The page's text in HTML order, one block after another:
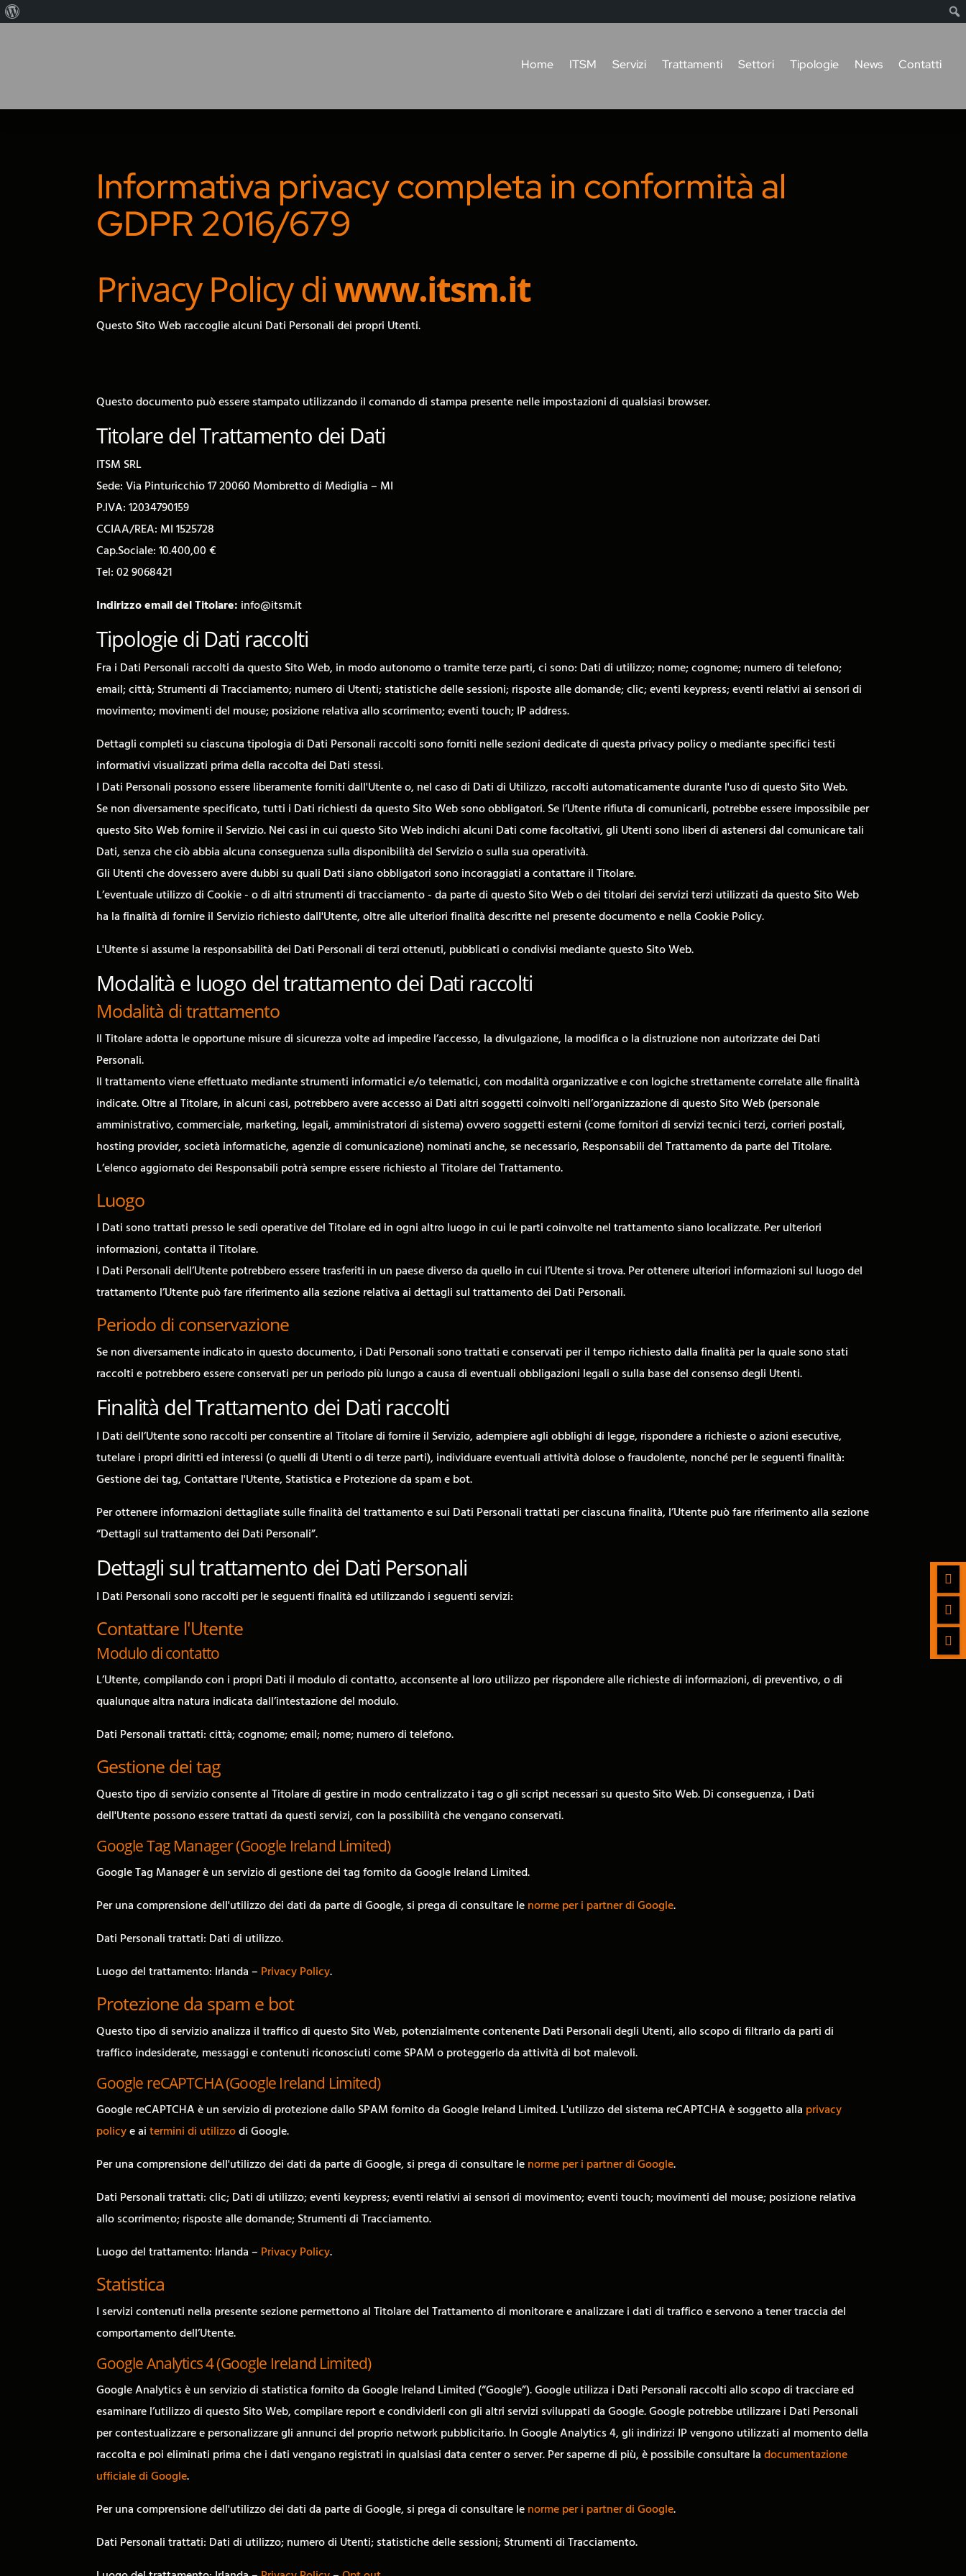
Home ITSM Servizi Trattamenti Settori Tipologie News Contatti
Informativa privacy completa in conformità al
GDPR 2016/679
Privacy Policy diwww.itsm.it
Questo Sito Web raccoglie alcuni Dati Personali dei propri Utenti.
Questo documento può essere stampato utilizzando il comando di stampa presente nelle impostazioni di qualsiasi browser.
Titolare del Trattamento dei Dati
ITSM SRL
Sede: Via Pinturicchio 17 20060 Mombretto di Mediglia – MI
P.IVA: 12034790159
CCIAA/REA: MI 1525728
Cap.Sociale: 10.400,00 €
Tel: 02 9068421
Indirizzo email del Titolare: info@itsm.it
Tipologie di Dati raccolti
Fra i Dati Personali raccolti da questo Sito Web, in modo autonomo o tramite terze parti, ci sono: Dati di utilizzo; nome; cognome; numero di telefono;
email; città; Strumenti di Tracciamento; numero di Utenti; statistiche delle sessioni; risposte alle domande; clic; eventi keypress; eventi relativi ai sensori di
movimento; movimenti del mouse; posizione relativa allo scorrimento; eventi touch; IP address.
Dettagli completi su ciascuna tipologia di Dati Personali raccolti sono forniti nelle sezioni dedicate di questa privacy policy o mediante specifici testi
informativi visualizzati prima della raccolta dei Dati stessi.
I Dati Personali possono essere liberamente forniti dall'Utente o, nel caso di Dati di Utilizzo, raccolti automaticamente durante l'uso di questo Sito Web.
Se non diversamente specificato, tutti i Dati richiesti da questo Sito Web sono obbligatori. Se l’Utente rifiuta di comunicarli, potrebbe essere impossibile per
questo Sito Web fornire il Servizio. Nei casi in cui questo Sito Web indichi alcuni Dati come facoltativi, gli Utenti sono liberi di astenersi dal comunicare tali
Dati, senza che ciò abbia alcuna conseguenza sulla disponibilità del Servizio o sulla sua operatività.
Gli Utenti che dovessero avere dubbi su quali Dati siano obbligatori sono incoraggiati a contattare il Titolare.
L’eventuale utilizzo di Cookie - o di altri strumenti di tracciamento - da parte di questo Sito Web o dei titolari dei servizi terzi utilizzati da questo Sito Web
ha la finalità di fornire il Servizio richiesto dall'Utente, oltre alle ulteriori finalità descritte nel presente documento e nella Cookie Policy.
L'Utente si assume la responsabilità dei Dati Personali di terzi ottenuti, pubblicati o condivisi mediante questo Sito Web.
Modalità e luogo del trattamento dei Dati raccolti
Modalità di trattamento
Il Titolare adotta le opportune misure di sicurezza volte ad impedire l’accesso, la divulgazione, la modifica o la distruzione non autorizzate dei Dati
Personali.
Il trattamento viene effettuato mediante strumenti informatici e/o telematici, con modalità organizzative e con logiche strettamente correlate alle finalità
indicate. Oltre al Titolare, in alcuni casi, potrebbero avere accesso ai Dati altri soggetti coinvolti nell’organizzazione di questo Sito Web (personale
amministrativo, commerciale, marketing, legali, amministratori di sistema) ovvero soggetti esterni (come fornitori di servizi tecnici terzi, corrieri postali,
hosting provider, società informatiche, agenzie di comunicazione) nominati anche, se necessario, Responsabili del Trattamento da parte del Titolare.
L’elenco aggiornato dei Responsabili potrà sempre essere richiesto al Titolare del Trattamento.
Luogo
I Dati sono trattati presso le sedi operative del Titolare ed in ogni altro luogo in cui le parti coinvolte nel trattamento siano localizzate. Per ulteriori
informazioni, contatta il Titolare.
I Dati Personali dell’Utente potrebbero essere trasferiti in un paese diverso da quello in cui l’Utente si trova. Per ottenere ulteriori informazioni sul luogo del
trattamento l’Utente può fare riferimento alla sezione relativa ai dettagli sul trattamento dei Dati Personali.
Periodo di conservazione
Se non diversamente indicato in questo documento, i Dati Personali sono trattati e conservati per il tempo richiesto dalla finalità per la quale sono stati
raccolti e potrebbero essere conservati per un periodo più lungo a causa di eventuali obbligazioni legali o sulla base del consenso degli Utenti.
Finalità del Trattamento dei Dati raccolti
I Dati dell’Utente sono raccolti per consentire al Titolare di fornire il Servizio, adempiere agli obblighi di legge, rispondere a richieste o azioni esecutive,
tutelare i propri diritti ed interessi (o quelli di Utenti o di terze parti), individuare eventuali attività dolose o fraudolente, nonché per le seguenti finalità:
Gestione dei tag, Contattare l'Utente, Statistica e Protezione da spam e bot.
Per ottenere informazioni dettagliate sulle finalità del trattamento e sui Dati Personali trattati per ciascuna finalità, l’Utente può fare riferimento alla sezione
“Dettagli sul trattamento dei Dati Personali”.
Dettagli sul trattamento dei Dati Personali
I Dati Personali sono raccolti per le seguenti finalità ed utilizzando i seguenti servizi:
Contattare l'Utente
Modulo di contatto
L’Utente, compilando con i propri Dati il modulo di contatto, acconsente al loro utilizzo per rispondere alle richieste di informazioni, di preventivo, o di
qualunque altra natura indicata dall’intestazione del modulo.
Dati Personali trattati: città; cognome; email; nome; numero di telefono.
Gestione dei tag
Questo tipo di servizio consente al Titolare di gestire in modo centralizzato i tag o gli script necessari su questo Sito Web. Di conseguenza, i Dati
dell'Utente possono essere trattati da questi servizi, con la possibilità che vengano conservati.
Google Tag Manager (Google Ireland Limited)
Google Tag Manager è un servizio di gestione dei tag fornito da Google Ireland Limited.
Per una comprensione dell'utilizzo dei dati da parte di Google, si prega di consultare le norme per i partner di Google.
Dati Personali trattati: Dati di utilizzo.
Luogo del trattamento: Irlanda – Privacy Policy.
Protezione da spam e bot
Questo tipo di servizio analizza il traffico di questo Sito Web, potenzialmente contenente Dati Personali degli Utenti, allo scopo di filtrarlo da parti di
traffico indesiderate, messaggi e contenuti riconosciuti come SPAM o proteggerlo da attività di bot malevoli.
Google reCAPTCHA (Google Ireland Limited)
Google reCAPTCHA è un servizio di protezione dallo SPAM fornito da Google Ireland Limited. L'utilizzo del sistema reCAPTCHA è soggetto alla privacy
policye aitermini di utilizzodi Google.
Per una comprensione dell'utilizzo dei dati da parte di Google, si prega di consultare le norme per i partner di Google.
Dati Personali trattati: clic; Dati di utilizzo; eventi keypress; eventi relativi ai sensori di movimento; eventi touch; movimenti del mouse; posizione relativa
allo scorrimento; risposte alle domande; Strumenti di Tracciamento.
Luogo del trattamento: Irlanda – Privacy Policy.
Statistica
I servizi contenuti nella presente sezione permettono al Titolare del Trattamento di monitorare e analizzare i dati di traffico e servono a tener traccia del
comportamento dell’Utente.
Google Analytics 4 (Google Ireland Limited)
Google Analytics è un servizio di statistica fornito da Google Ireland Limited (“Google”). Google utilizza i Dati Personali raccolti allo scopo di tracciare ed
esaminare l’utilizzo di questo Sito Web, compilare report e condividerli con gli altri servizi sviluppati da Google. Google potrebbe utilizzare i Dati Personali
per contestualizzare e personalizzare gli annunci del proprio network pubblicitario. In Google Analytics 4, gli indirizzi IP vengono utilizzati al momento della
raccolta e poi eliminati prima che i dati vengano registrati in qualsiasi data center o server. Per saperne di più, è possibile consultare ladocumentazione
ufficiale di Google.
Per una comprensione dell'utilizzo dei dati da parte di Google, si prega di consultare le norme per i partner di Google.
Dati Personali trattati: Dati di utilizzo; numero di Utenti; statistiche delle sessioni; Strumenti di Tracciamento.


